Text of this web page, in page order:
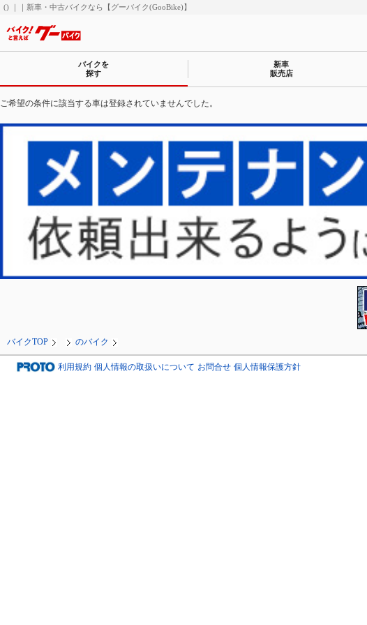
() ｜｜新車・中古バイクなら【グーバイク(GooBike)】
バイクを
探す
新車
販売店
ご希望の条件に該当する車は登録されていませんでした。
バイクTOP のバイク
利用規約 個人情報の取扱いについて お問合せ 個人情報保護方針